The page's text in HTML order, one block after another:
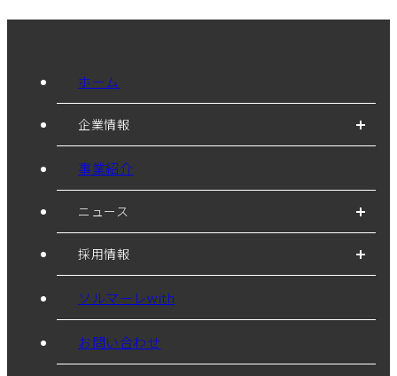
ホーム
企業情報
事業紹介
ニュース
採用情報
ソルマーレwith
お問い合わせ